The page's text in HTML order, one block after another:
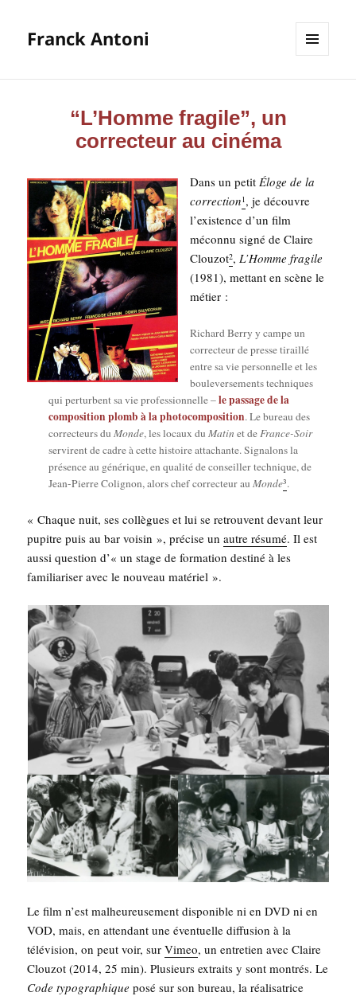
Franck Antoni
ET
“L’Homme fragile”, un
correcteur au cinéma
Dans un petitÉloge de la
cor­rec­tion1, je découvre
l’existence d’un film
mécon­nu signé de Claire
Clou­zot2,L’Homme fra­gile
(1981), met­tant en scène le
métier :
Richard Ber­ry y campe un
cor­rec­teur de presse tiraillé
entre sa vie per­son­nelle et les
bou­le­ver­se­ments tech­niques
qui per­turbent sa vie pro­fes­sion­nelle –le pas­sage de la
com­po­si­tion plomb à la pho­to­com­po­si­tion. Le bureau des
cor­rec­teurs duMonde, les locaux duMatin et deFrance-Soir
ser­virent de cadre à cette his­toire atta­chante. Signa­lons la
pré­sence au géné­rique, en qua­li­té de conseiller tech­nique, de
Jean-Pierre Coli­gnon, alors chef cor­rec­teur auMonde3.
« Chaque nuit, ses col­lègues et lui se retrouvent devant leur
pupitre puis au bar voi­sin », pré­cise unautre résu­mé. Il est
aus­si ques­tion d’« un stage de for­ma­tion des­ti­né à les
fami­lia­ri­ser avec le nou­veau matériel ».
Le film n’est mal­heu­reu­se­ment dis­po­nible ni en DVD ni en
VOD, mais, en atten­dant une éven­tuelle dif­fu­sion à la
télé­vi­sion, on peut voir, surVimeo, un entre­tien avec Claire
Clou­zot (2014, 25 min). Plu­sieurs extraits y sont mon­trés. Le
Code typo­gra­phique posé sur son bureau, la réa­li­sa­trice